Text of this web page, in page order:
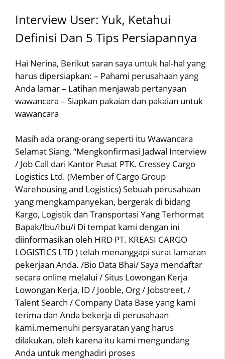
Interview User: Yuk, Ketahui
Definisi Dan 5 Tips Persiapannya
Hai Nerina, Berikut saran saya untuk hal-hal yang
harus dipersiapkan: – Pahami perusahaan yang
Anda lamar – Latihan menjawab pertanyaan
wawancara – Siapkan pakaian dan pakaian untuk
wawancara
Masih ada orang-orang seperti itu Wawancara
Selamat Siang, “Mengkonfirmasi Jadwal Interview
/ Job Call dari Kantor Pusat PTK. Cressey Cargo
Logistics Ltd. (Member of Cargo Group
Warehousing and Logistics) Sebuah perusahaan
yang mengkampanyekan, bergerak di bidang
Kargo, Logistik dan Transportasi Yang Terhormat
Bapak/Ibu/Ibu/i Di tempat kami dengan ini
diinformasikan oleh HRD PT. KREASI CARGO
LOGISTICS LTD ) telah menanggapi surat lamaran
pekerjaan Anda. /Bio Data Bhai/ Saya mendaftar
secara online melalui / Situs Lowongan Kerja
Lowongan Kerja, ID / Jooble, Org / Jobstreet, /
Talent Search / Company Data Base yang kami
terima dan Anda bekerja di perusahaan
kami.memenuhi persyaratan yang harus
dilakukan, oleh karena itu kami mengundang
Anda untuk menghadiri proses